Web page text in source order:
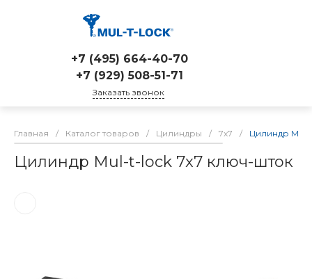
+7 (495) 664-40-70
+7 (929) 508-51-71
Заказать звонок
Главная / Каталог товаров / Цилиндры / 7x7 / Цилиндр
Цилиндр Mul-t-lock 7x7 ключ-шток